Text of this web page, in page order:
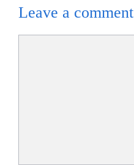
Leave a comment